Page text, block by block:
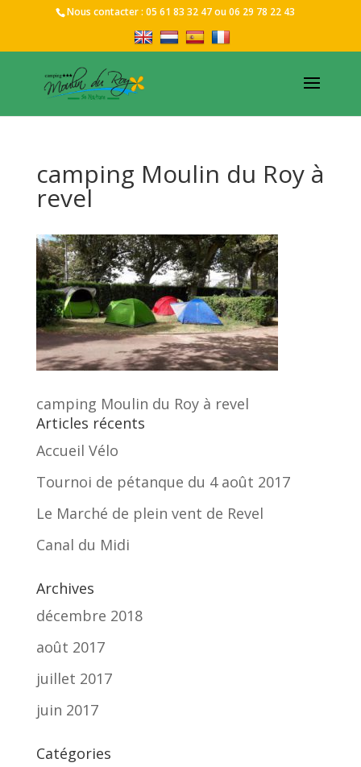
Nous contacter : 05 61 83 32 47ou06 29 78 22 43
camping Moulin du Roy à
revel
camping Moulin du Roy à revel
Articles récents
Accueil Vélo
Tournoi de pétanque du 4 août 2017
Le Marché de plein vent de Revel
Canal du Midi
Archives
décembre 2018
août 2017
juillet 2017
juin 2017
Catégories